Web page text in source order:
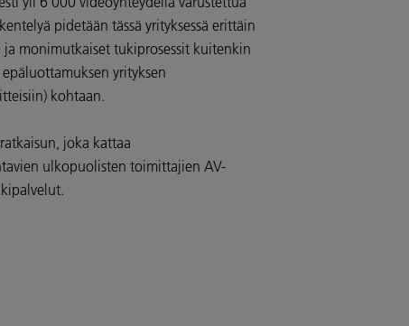
pidetään tässä yrityksessä erittäin
monimutkaiset tukiprosessit kuitenkin
yrityksen
kohtaan.
joka kattaa
ulkopuolisten toimittajien AV-